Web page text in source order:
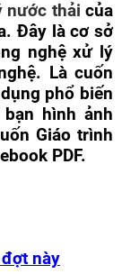
nước thảicủa
. Đây là cơ sở
nghệ xử lý
Là cuốn
phổ biến
hình ảnh
Giáo trình
PDF.
này